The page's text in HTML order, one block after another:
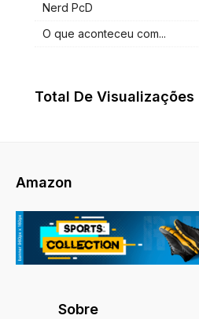
Nerd PcD
O que aconteceu com...
Total De Visualizações
Amazon
Sobre